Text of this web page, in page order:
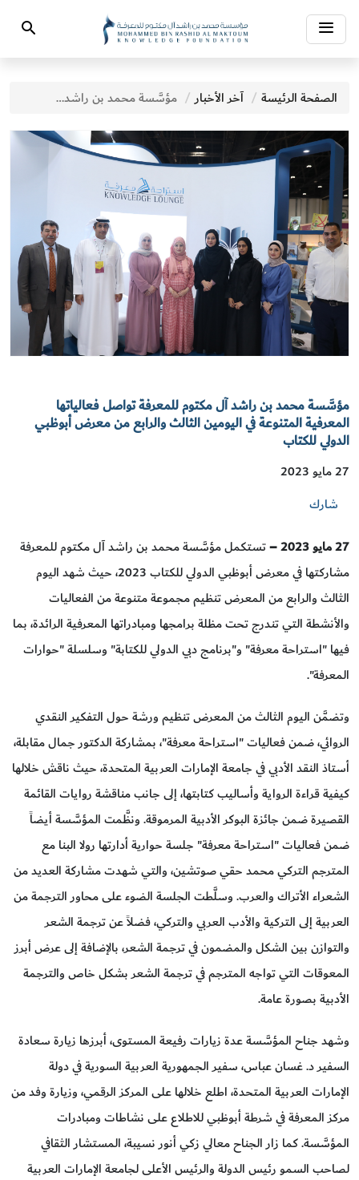
Toggle
navigation
Search
الصفحة الرئيسة آخر الأخبار مؤسَّسة محمد بن راشد آل مكتوم للمعرفة تواصل فعالياتها المعرفية المتنوعة في اليومين الثالث والرابع من معرض أبوظبي الدولي للكتاب
مؤسَّسة محمد بن راشد آل مكتوم للمعرفة تواصل فعالياتها
المعرفية المتنوعة في اليومين الثالث والرابع من معرض أبوظبي
الدولي للكتاب
27 مايو 2023
شارك
27مايو 2023 –
تستكمل مؤسَّسة محمد بن راشد آل مكتوم للمعرفة
مشاركتها في معرض أبوظبي الدولي للكتاب 2023، حيث شهد اليوم
الثالث والرابع من المعرض تنظيم مجموعة متنوعة من الفعاليات
والأنشطة التي تندرج تحت مظلة برامجها ومبادراتها المعرفية الرائدة، بما
فيها "استراحة معرفة" و"برنامج دبي الدولي للكتابة" وسلسلة "حوارات
المعرفة".
وتضمَّن اليوم الثالث من المعرض تنظيم ورشة حول التفكير النقدي
الروائي، ضمن فعاليات "استراحة معرفة"، بمشاركة الدكتور جمال مقابلة،
أستاذ النقد الأدبي في جامعة الإمارات العربية المتحدة، حيث ناقش خلالها
كيفية قراءة الرواية وأساليب كتابتها، إلى جانب مناقشة روايات القائمة
القصيرة ضمن جائزة البوكر الأدبية المرموقة. ونظَّمت المؤسَّسة أيضاً
ضمن فعاليات "استراحة معرفة" جلسة حوارية أدارتها رولا البنا مع
المترجم التركي محمد حقي صوتشين، والتي شهدت مشاركة العديد من
الشعراء الأتراك والعرب. وسلَّطت الجلسة الضوء على محاور الترجمة من
العربية إلى التركية والأدب العربي والتركي، فضلاً عن ترجمة الشعر
والتوازن بين الشكل والمضمون في ترجمة الشعر، بالإضافة إلى عرض أبرز
المعوقات التي تواجه المترجم في ترجمة الشعر بشكل خاص والترجمة
الأدبية بصورة عامة.
وشهد جناح المؤسَّسة عدة زيارات رفيعة المستوى، أبرزها زيارة سعادة
السفير د. غسان عباس، سفير الجمهورية العربية السورية في دولة
الإمارات العربية المتحدة، اطلع خلالها على المركز الرقمي، وزيارة وفد من
مركز المعرفة في شرطة أبوظبي للاطلاع على نشاطات ومبادرات
المؤسَّسة. كما زار الجناح معالي زكي أنور نسيبة، المستشار الثقافي
لصاحب السمو رئيس الدولة والرئيس الأعلى لجامعة الإمارات العربية